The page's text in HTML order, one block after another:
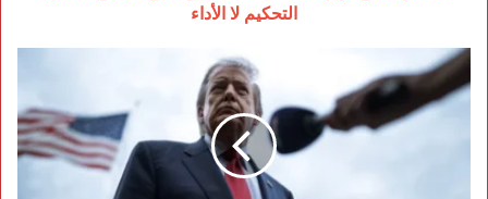
التحكيم لا الأداء
ترامب
يأمر
بوقف
التجارة